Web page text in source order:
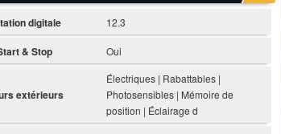
digitale 12.3
& Stop Oui
extérieurs
Électriques | Rabattables |
Photosensibles | Mémoire de
position | Éclairage d